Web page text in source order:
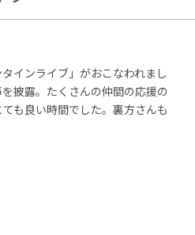
インライブ」がおこなわれまし
披露。たくさんの仲間の応援の
も良い時間でした。裏方さんも